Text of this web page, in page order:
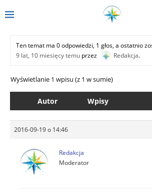
Ten temat ma 0 odpowiedzi, 1 głos, a ostatnio
9 lat, 10 miesięcy temu przez Redakcja.
Wyświetlanie 1 wpisu (z 1 w sumie)
Autor Wpisy
2016-09-19 o 14:46
Redakcja
Moderator